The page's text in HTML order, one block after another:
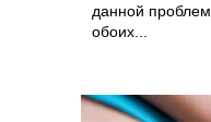
данной
обоих...